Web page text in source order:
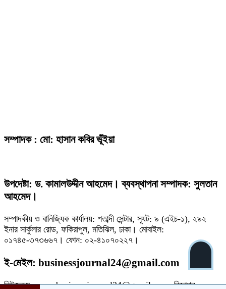
সম্পাদক : মো: হাসান কবির ভূঁইয়া
উপদেষ্টা: ড. কামালউদ্দীন আহমেদ। ব্যবস্থাপনা সম্পাদক: সুলতান
আহমেদ।
সম্পাদকীয় ও বানিজ্যিক কার্যালয়: শতাব্দী সেন্টার, স্যূট: ৯ (এইচ-১), ২৯২
ইনার সার্কুলার রোড, ফকিরাপুল, মতিঝিল, ঢাকা। মোবাইল:
০১৭৪৫-৩৭৩৬৬৭। ফোন: ০২-৪১০৭০২২৭।
ই-মেইল: businessjournal24@gmail.com
নিউজরুম: news.businessjournal24@gmail.com, বিজ্ঞাপন: